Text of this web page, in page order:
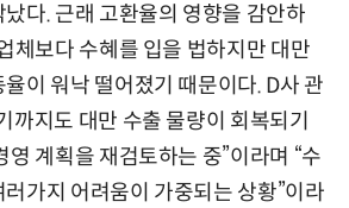
다. 근래 고환율의 영향을 감안하
체보다 수혜를 입을 법하지만 대만
이 워낙 떨어졌기 때문이다. D사 관
까지도 대만 수출 물량이 회복되기
영 계획을 재검토하는 중”이라며 “수
가지 어려움이 가중되는 상황”이라